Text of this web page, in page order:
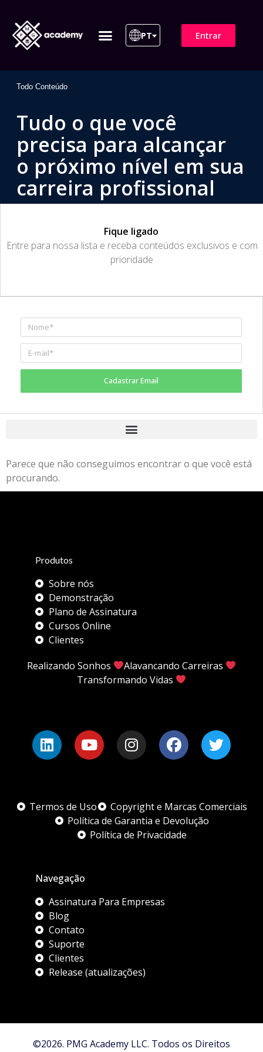
PT Entrar
Todo Conteúdo
Tudo o que você
precisa para alcançar
o próximo nível em sua
carreira profissional
Fique ligado
​Entre para nossa lista e receba conteúdos exclusivos e com
prioridade
Cadastrar Email
Parece que não conseguimos encontrar o que você está
procurando.
Produtos
Sobre nós
Demonstração
Plano de Assinatura
Cursos Online
Clientes
Realizando Sonhos
Alavancando Carreiras
Transformando Vidas
Termos de Uso
Copyright e Marcas Comerciais
Política de Garantia e Devolução
Política de Privacidade
Navegação
Assinatura Para Empresas
Blog
Contato
Suporte
Clientes
Release (atualizações)
©2026. PMG Academy LLC. Todos os Direitos